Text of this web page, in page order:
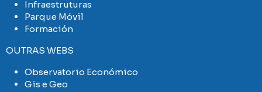
Infraestruturas
Parque Móvil
Formación
OUTRAS WEBS
Observatorio Económico
Gis e Geo